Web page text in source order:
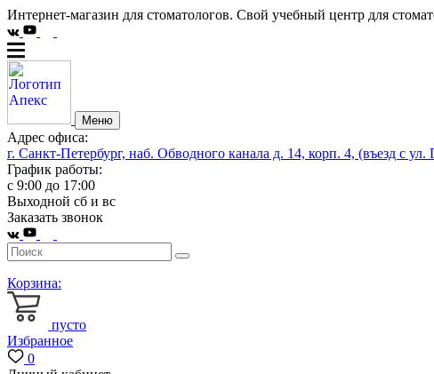
Интернет-магазин для стоматологов. Свой учебный центр для
Меню
Адрес офиса:
г. Санкт-Петербург, наб. Обводного канала д. 14, корп. 4, (въезд с
График работы:
с 9:00 до 17:00
Выходной сб и вс
Заказать звонок
Корзина:
пусто
Избранное
0